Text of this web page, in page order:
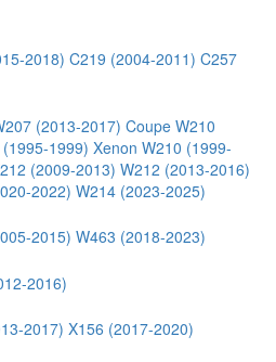
2018) C219 (2004-2011) C257
(2013-2017) CoupeW210
1999) Xenon W210 (1999-
(2009-2013) W212 (2013-2016)
2022) W214 (2023-2025)
2015) W463 (2018-2023)
2016)
2017) X156 (2017-2020)